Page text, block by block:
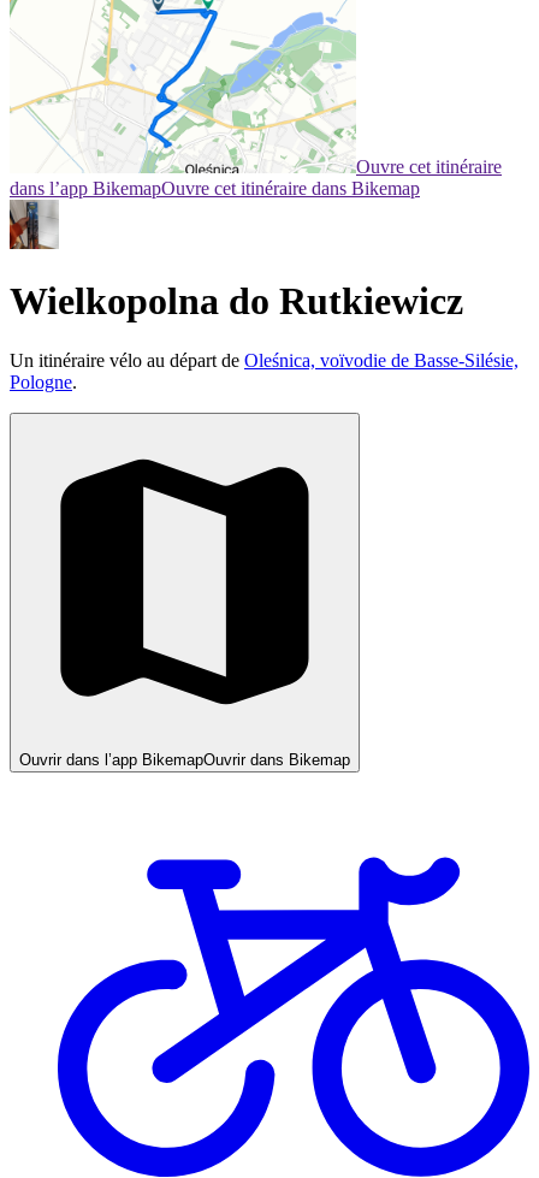
Ouvre cet itinéraire
dans l’app BikemapOuvre cet itinéraire dans Bikemap
Wielkopolna do Rutkiewicz
Un itinéraire vélo au départ de Oleśnica, voïvodie de Basse-Silésie,
Pologne.
Ouvrir dans l’app BikemapOuvrir dans Bikemap